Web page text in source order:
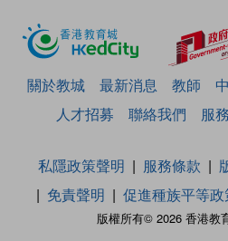
關於教城 最新消息 教師
人才招募
聯絡我們 服
版權所有© 2026 香港教
私隱政策聲明 服務條款
免責聲明
促進種族平等政